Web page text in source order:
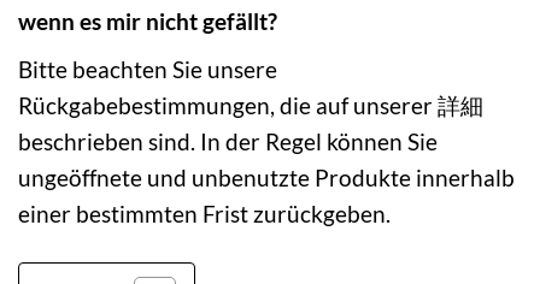
wenn es mir nicht gefällt?
Bitte beachten Sie unsere
Rückgabebestimmungen, die auf unserer 詳細
beschrieben sind. In der Regel können Sie
ungeöffnete und unbenutzte Produkte innerhalb
einer bestimmten Frist zurückgeben.